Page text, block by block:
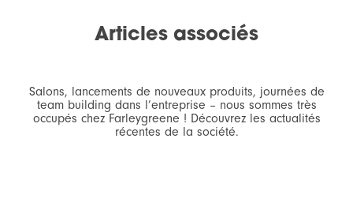
Articles associés
Salons, lancements de nouveaux produits, journées de
team building dans l’entreprise – nous sommes très
occupés chez Farleygreene ! Découvrez les actualités
récentes de la société.